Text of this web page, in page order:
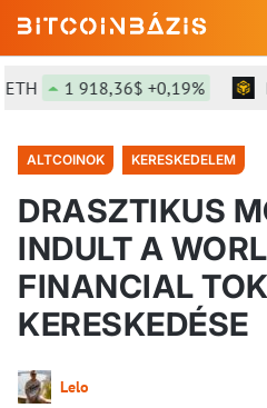
1 918,36$ +0,19%
ALTCOINOK KERESKEDELEM
DRASZTIKUS
INDULT A
FINANCIAL
KERESKEDÉSE
Lelo